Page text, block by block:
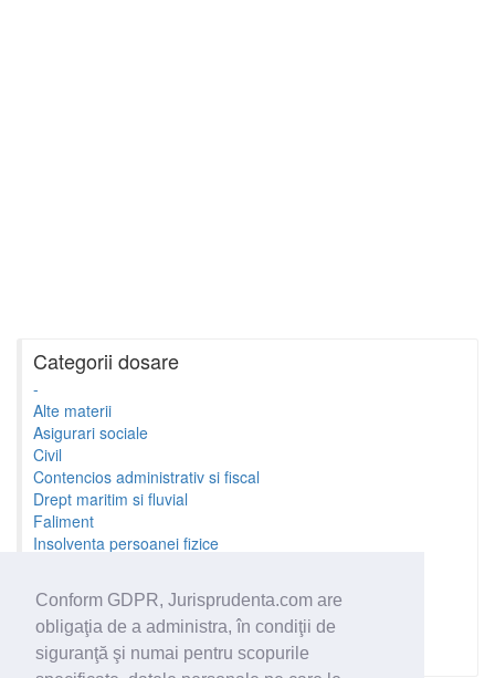
Conform GDPR, Jurisprudenta.com are
obligaţia de a administra, în condiţii de
siguranţă şi numai pentru scopurile
Categorii dosare
-
Alte materii
Asigurari sociale
Civil
Contencios administrativ si fiscal
Drept maritim si fluvial
Faliment
Insolventa persoanei fizice
Minori si familie
Penal
Proprietate Intelectuala